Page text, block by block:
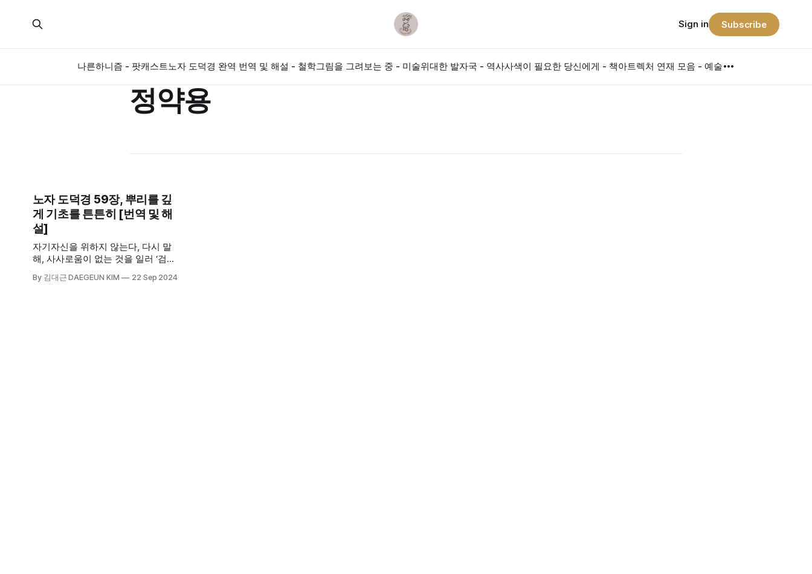
나른하니즘 - 팟캐스트노자 도덕경 완역 번역 및 해설 - 철학그림을 그려보는 중 - 미술위대한 발자국 - 역사사색이 필요한 당신에게 - 책아트렉처 연재 모음 - 예술
Sign in Subscribe
정약용
노자 도덕경 59장, 뿌리를 깊
게 기초를 튼튼히 [번역 및 해
설]
자기자신을 위하지 않는다, 다시 말
해, 사사로움이 없는 것을 일러 ‘검
않고 아낀다는 뜻으로, 인색하다는 의
By 김대근 DAEGEUN KIM 22 Sep 2024